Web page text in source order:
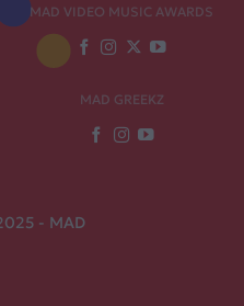
MAD VIDEO MUSIC AWARDS
MAD GREEKZ
- MAD